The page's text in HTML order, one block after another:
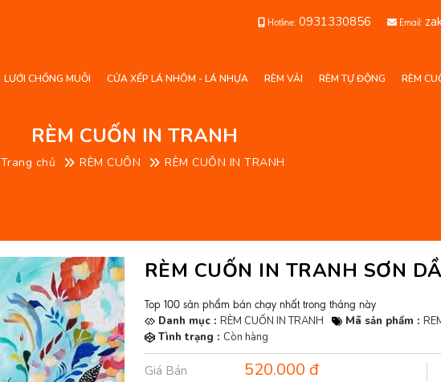
Hotline: 0931330856 Email:
LƯỚI CHỐNG MUỖI CỬA XẾP LÁ NHÔM - LÁ NHỰA RÈM VẢI RÈM TỰ ĐỘNG RÈM
RÈM CUỐN IN TRANH
Trang chủ RÈM CUỐN RÈM CUỐN IN TRANH
RÈM CUỐN IN TRANH SƠN
Top 100 sản phẩm bán chạy nhất trong tháng này
Danh mục : RÈM CUỐN IN TRANH Mã sản phẩm :
Tình trạng : Còn hàng
Giá Bán 520.000 đ